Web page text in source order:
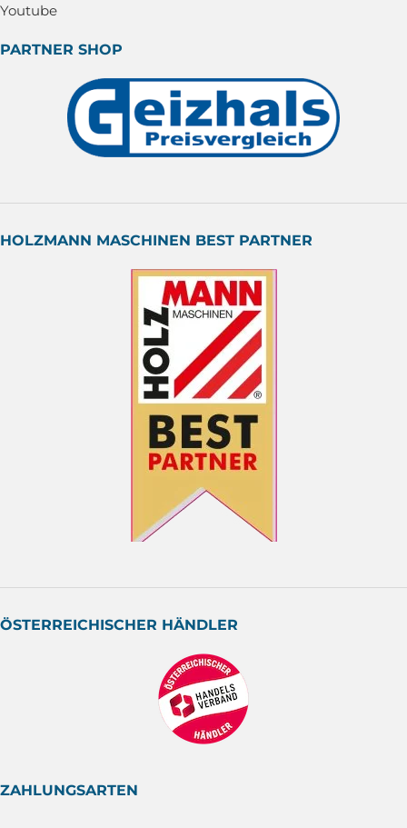
Youtube
PARTNER SHOP
HOLZMANN MASCHINEN BEST PARTNER
ÖSTERREICHISCHER HÄNDLER
ZAHLUNGSARTEN